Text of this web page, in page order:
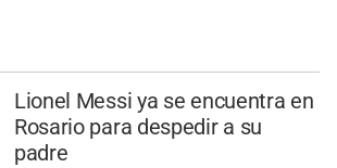
Lionel Messi ya se encuentra en
Rosario para despedir a su
padre